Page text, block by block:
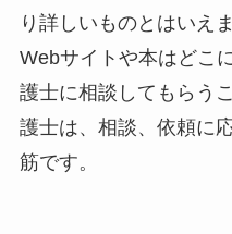
り詳しいものとはいえ
Webサイトや本はどこ
護士に相談してもらう
護士は、相談、依頼に
筋です。